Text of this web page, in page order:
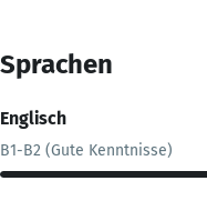
Sprachen
Englisch
B1-B2 (Gute Kenntnisse)